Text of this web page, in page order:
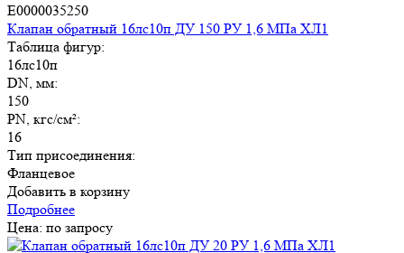
E0000035250
Клапан обратный 16лс10п ДУ 150 РУ 1,6 МПа ХЛ1
Таблица фигур:
16лс10п
DN, мм:
150
PN, кгс/см²:
16
Тип присоединения:
Фланцевое
Добавить в корзину
Подробнее
Цена: по запросу